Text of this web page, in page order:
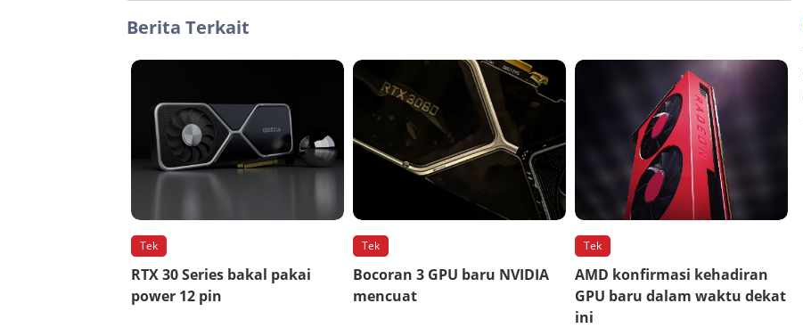
Berita Terkait
Tek
RTX 30 Series bakal pakai
power 12 pin
Tek
Bocoran 3 GPU baru NVIDIA
mencuat
Tek
AMD konfirmasi kehadiran
GPU baru dalam waktu dekat
ini